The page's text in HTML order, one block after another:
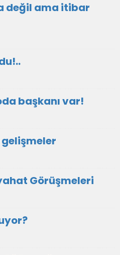
değil ama itibar
başkanı var!
Görüşmeleri